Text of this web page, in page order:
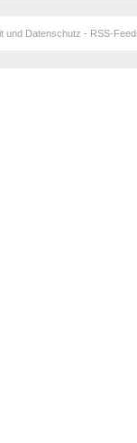
und Datenschutz - RSS-